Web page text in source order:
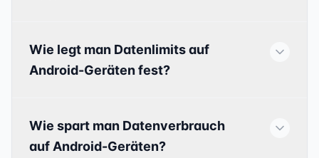
Wie legt man Datenlimits auf
Android-Geräten fest?
Wie spart man Datenverbrauch
auf Android-Geräten?